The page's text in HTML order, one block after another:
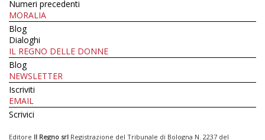
Numeri precedenti
MORALIA
Blog
Dialoghi
IL REGNO DELLE DONNE
Blog
NEWSLETTER
Iscriviti
EMAIL
Scrivici
Editore Il Regno srl Registrazione del Tribunale di Bologna N. 2237 del